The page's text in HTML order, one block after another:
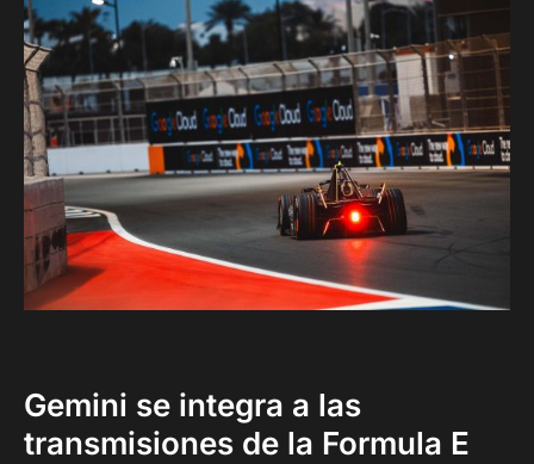
Gemini se integra a las
transmisiones de la Formula E